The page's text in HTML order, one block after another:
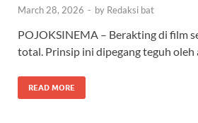
March 28, 2026 - by Redaksi bat
POJOKSINEMA – Berakting di film
total. Prinsip ini dipegang teguh
READ MORE